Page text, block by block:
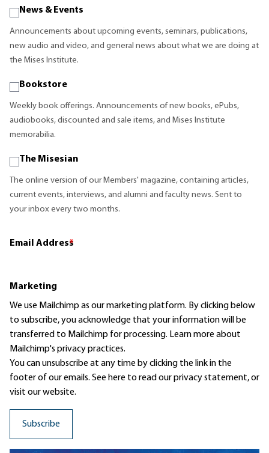
News & Events
Announcements about upcoming events, seminars, publications,
new audio and video, and general news about what we are doing at
the Mises Institute.
Bookstore
Weekly book offerings. Announcements of new books, ePubs,
audiobooks, discounted and sale items, and Mises Institute
memorabilia.
The Misesian
The online version of our Members' magazine, containing articles,
current events, interviews, and alumni and faculty news. Sent to
your inbox every two months.
Email Address
*
Marketing
We use Mailchimp as our marketing platform. By clicking below
to subscribe, you acknowledge that your information will be
transferred to Mailchimp for processing. Learn moreabout
Mailchimp's privacy practices.
You can unsubscribe at any time by clicking the link in the
footer of our emails. See here to read ourprivacy statement, or
visit our website.